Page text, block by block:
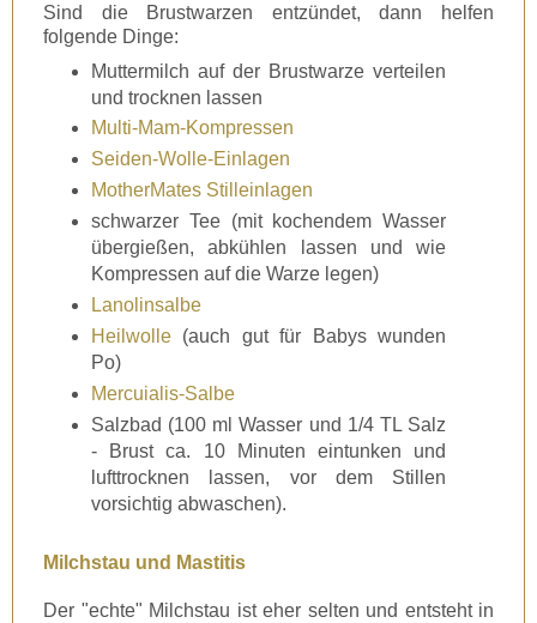
Sind die Brustwarzen entzündet, dann helfen
folgende Dinge:
Muttermilch auf der Brustwarze verteilen
und trocknen lassen
Multi-Mam-Kompressen
Seiden-Wolle-Einlagen
MotherMates Stilleinlagen
schwarzer Tee (mit kochendem Wasser
übergießen, abkühlen lassen und wie
Kompressen auf die Warze legen)
Lanolinsalbe
Heilwolle(auch gut für Babys wunden
Po)
Mercuialis-Salbe
Salzbad (100 ml Wasser und 1/4 TL Salz
- Brust ca. 10 Minuten eintunken und
lufttrocknen lassen, vor dem Stillen
vorsichtig abwaschen).
Milchstau und Mastitis
Der "echte" Milchstau ist eher selten und entsteht in